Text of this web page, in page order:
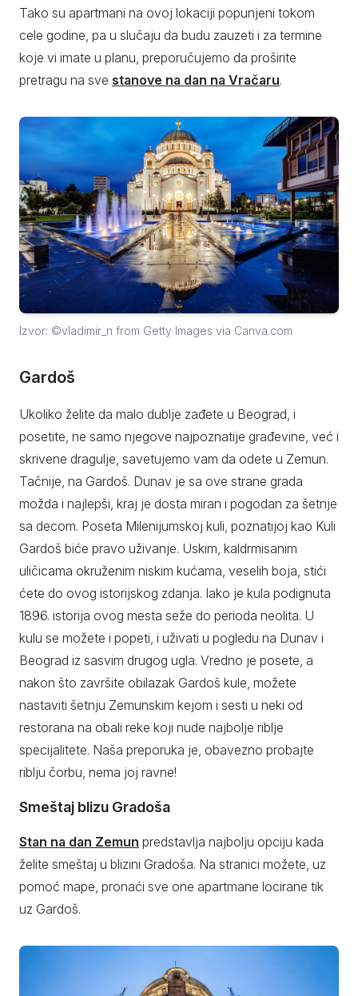
Tako su apartmani na ovoj lokaciji popunjeni tokom
cele godine, pa u slučaju da budu zauzeti i za termine
koje vi imate u planu, preporučujemo da proširite
pretragu na sve stanove na dan na Vračaru.
Izvor: ©vladimir_n from Getty Images via Canva.com
Gardoš
Ukoliko želite da malo dublje zađete u Beograd, i
posetite, ne samo njegove najpoznatije građevine, već i
skrivene dragulje, savetujemo vam da odete u Zemun.
Tačnije, na Gardoš. Dunav je sa ove strane grada
možda i najlepši, kraj je dosta miran i pogodan za šetnje
sa decom. Poseta Milenijumskoj kuli, poznatijoj kao Kuli
Gardoš biće pravo uživanje. Uskim, kaldrmisanim
uličicama okruženim niskim kućama, veselih boja, stići
ćete do ovog istorijskog zdanja. Iako je kula podignuta
1896. istorija ovog mesta seže do perioda neolita. U
kulu se možete i popeti, i uživati u pogledu na Dunav i
Beograd iz sasvim drugog ugla. Vredno je posete, a
nakon što završite obilazak Gardoš kule, možete
nastaviti šetnju Zemunskim kejom i sesti u neki od
restorana na obali reke koji nude najbolje riblje
specijalitete. Naša preporuka je, obavezno probajte
riblju čorbu, nema joj ravne!
Smeštaj blizu Gradoša
Stan na dan Zemun predstavlja najbolju opciju kada
želite smeštaj u blizini Gradoša. Na stranici možete, uz
pomoć mape, pronaći sve one apartmane locirane tik
uz Gardoš.